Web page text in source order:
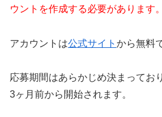
ウントを作成する必要があります。
アカウントは公式サイト から無料
応募期間はあらかじめ決まってお
3ヶ月前から開始されます。